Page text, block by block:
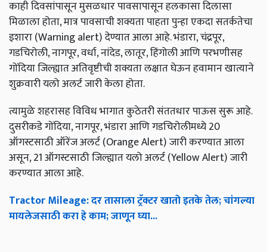
काही दिवसांपासून मुसळधार पावसापासून हलकासा दिलासा
मिळाला होता, मात्र पावसाची शक्यता पाहता पुन्हा एकदा सतर्कतेचा
इशारा (Warning alert) देण्यात आला आहे. भंडारा, चंद्रपूर,
गडचिरोली, नागपूर, वर्धा, नांदेड, लातूर, हिंगोली आणि परभणीसह
गोंदिया जिल्ह्यात अतिवृष्टीची शक्यता लक्षात घेऊन हवामान खात्याने
शुक्रवारी यलो अलर्ट जारी केला होता.
त्यामुळे शहरासह विविध भागात कुठेतरी संततधार पाऊस सुरू आहे.
दुसरीकडे गोंदिया, नागपूर, भंडारा आणि गडचिरोलीमध्ये 20
ऑगस्टसाठी ऑरेंज अलर्ट (Orange Alert) जारी करण्यात आला
असून, 21 ऑगस्टसाठी जिल्ह्यात यलो अलर्ट (Yellow Alert) जारी
करण्यात आला आहे.
Tractor Mileage: दर तासाला ट्रॅक्टर खातो इतके तेल; चांगल्या
मायलेजसाठी करा हे काम; जाणून घ्या...